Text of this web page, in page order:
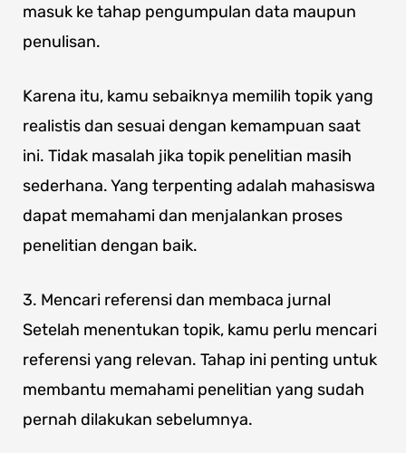
masuk ke tahap pengumpulan data maupun
penulisan.
Karena itu, kamu sebaiknya memilih topik yang
realistis dan sesuai dengan kemampuan saat
ini. Tidak masalah jika topik penelitian masih
sederhana. Yang terpenting adalah mahasiswa
dapat memahami dan menjalankan proses
penelitian dengan baik.
3. Mencari referensi dan membaca jurnal
Setelah menentukan topik, kamu perlu mencari
referensi yang relevan. Tahap ini penting untuk
membantu memahami penelitian yang sudah
pernah dilakukan sebelumnya.